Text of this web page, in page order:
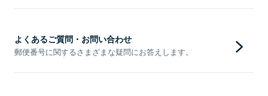
よくあるご質問・お問い合わせ
郵便番号に関するさまざまな疑問にお答えします。